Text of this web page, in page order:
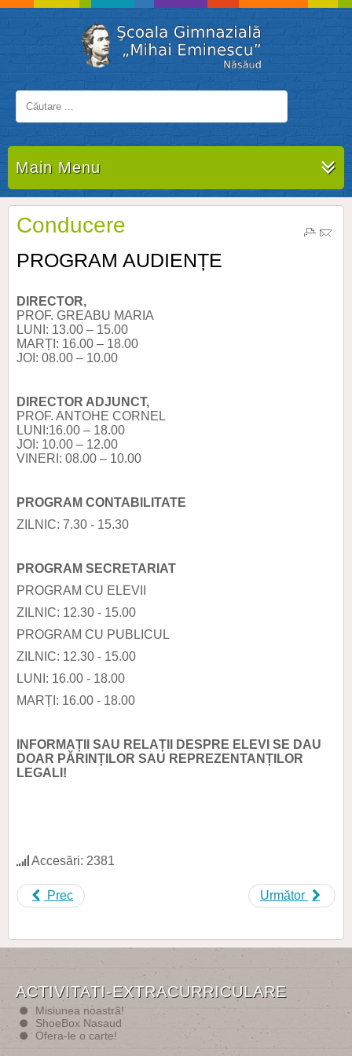
Main Menu
Conducere
PROGRAM AUDIENȚE
DIRECTOR,
PROF. GREABU MARIA
LUNI: 13.00 – 15.00
MARȚI: 16.00 – 18.00
JOI: 08.00 – 10.00
DIRECTOR ADJUNCT,
PROF. ANTOHE CORNEL
LUNI:16.00 – 18.00
JOI: 10.00 – 12.00
VINERI: 08.00 – 10.00
PROGRAM CONTABILITATE
ZILNIC: 7.30 - 15.30
PROGRAM SECRETARIAT
PROGRAM CU ELEVII
ZILNIC: 12.30 - 15.00
PROGRAM CU PUBLICUL
ZILNIC: 12.30 - 15.00
LUNI: 16.00 - 18.00
MARȚI: 16.00 - 18.00
INFORMAȚII SAU RELAȚII DESPRE ELEVI SE DAU
DOAR PĂRINȚILOR SAU REPREZENTANȚILOR
LEGALI!
Accesări: 2381
Prec Următor
ACTIVITATI-EXTRACURRICULARE
Misiunea noastrã!
ShoeBox Nasaud
Ofera-le o carte!